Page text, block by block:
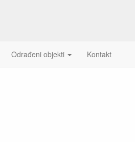
Odrađeni objekti Kontakt